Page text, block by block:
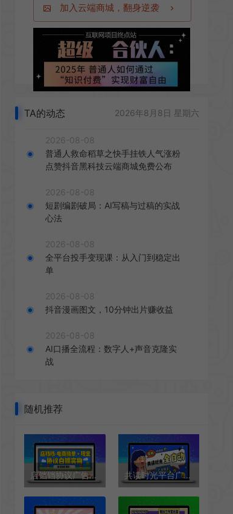
加入云端商城，翻身逆袭
TA的动态 2026年8月8日 星期六
2026-08-08
普通人救命稻草之快手挂铁人气涨粉
点赞抖音黑科技云端商城免费公布
2026-08-08
短剧编剧破局：AI写稿与过稿的实战
心法
2026-08-08
全平台投手变现课：从入门到稳定出
单
2026-08-08
抖音漫画图文，10分钟出片赚收益
2026-08-08
AI口播全流程：数字人+声音克隆实
战
随机推荐
店铛铛协议广告掘金全自动挂机项目协议脚本，批量挂机无限撸实物现金 共读时光平台广告掘金全自动挂机脚本+使用教程，单号单机日收益3+可批量放大